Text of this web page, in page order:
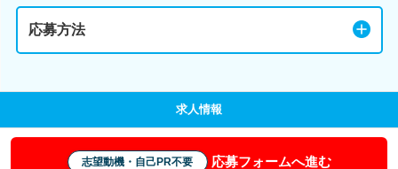
応募方法
求人情報
志望動機・自己PR不要 応募フォームへ進む